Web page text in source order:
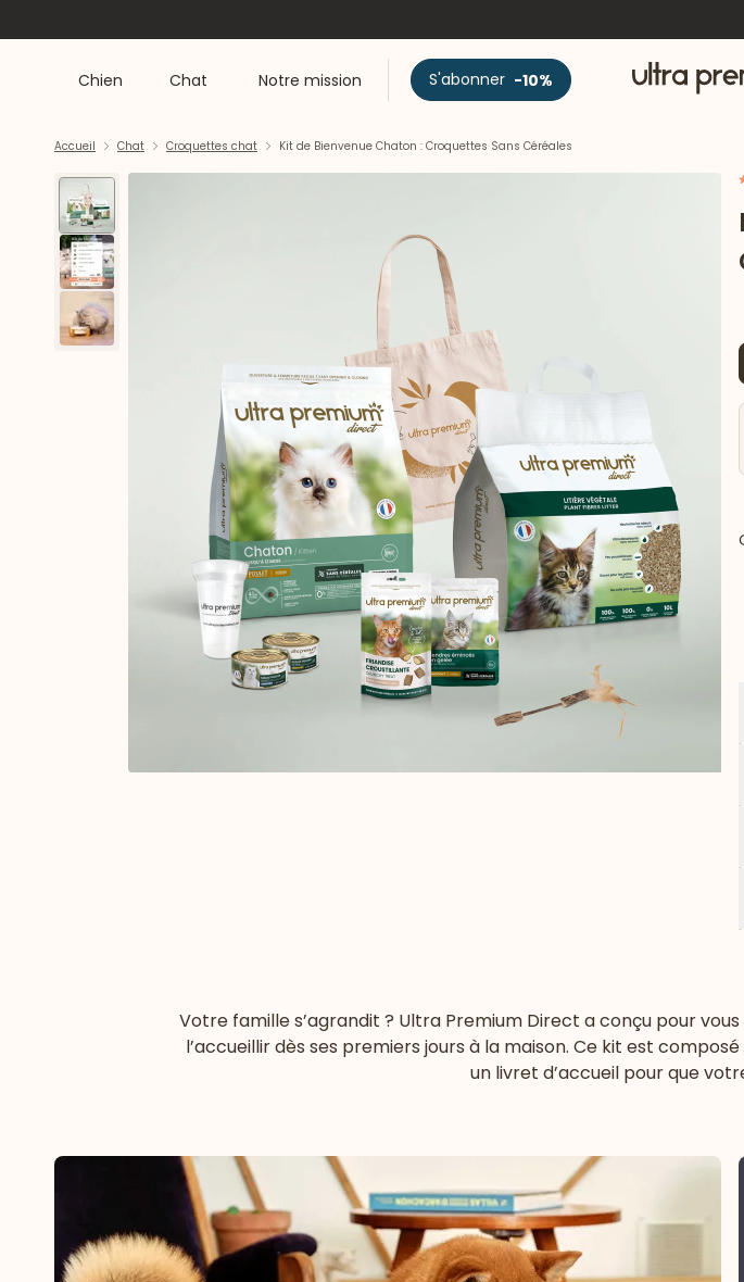
Chien Chat Notre mission S'abonner -10% Accueil
Accueil Chat Croquettes chat Kit de Bienvenue Chaton : Croquettes Sans Céréales
Votre famille s’agrandit ? Ultra Premium Direct a conçu pour
l’accueillir dès ses premiers jours à la maison. Ce kit est
un livret d’accueil pour que